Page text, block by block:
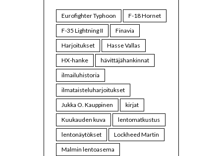
Eurofighter Typhoon
F-18 Hornet
F-35 Lightning II
Finavia
Harjoitukset
Hasse Vallas
HX-hanke
hävittäjähankinnat
ilmailuhistoria
ilmataisteluharjoitukset
Jukka O. Kauppinen
kirjat
Kuukauden kuva
lentomatkustus
lentonäytökset
Lockheed Martin
Malmin lentoasema